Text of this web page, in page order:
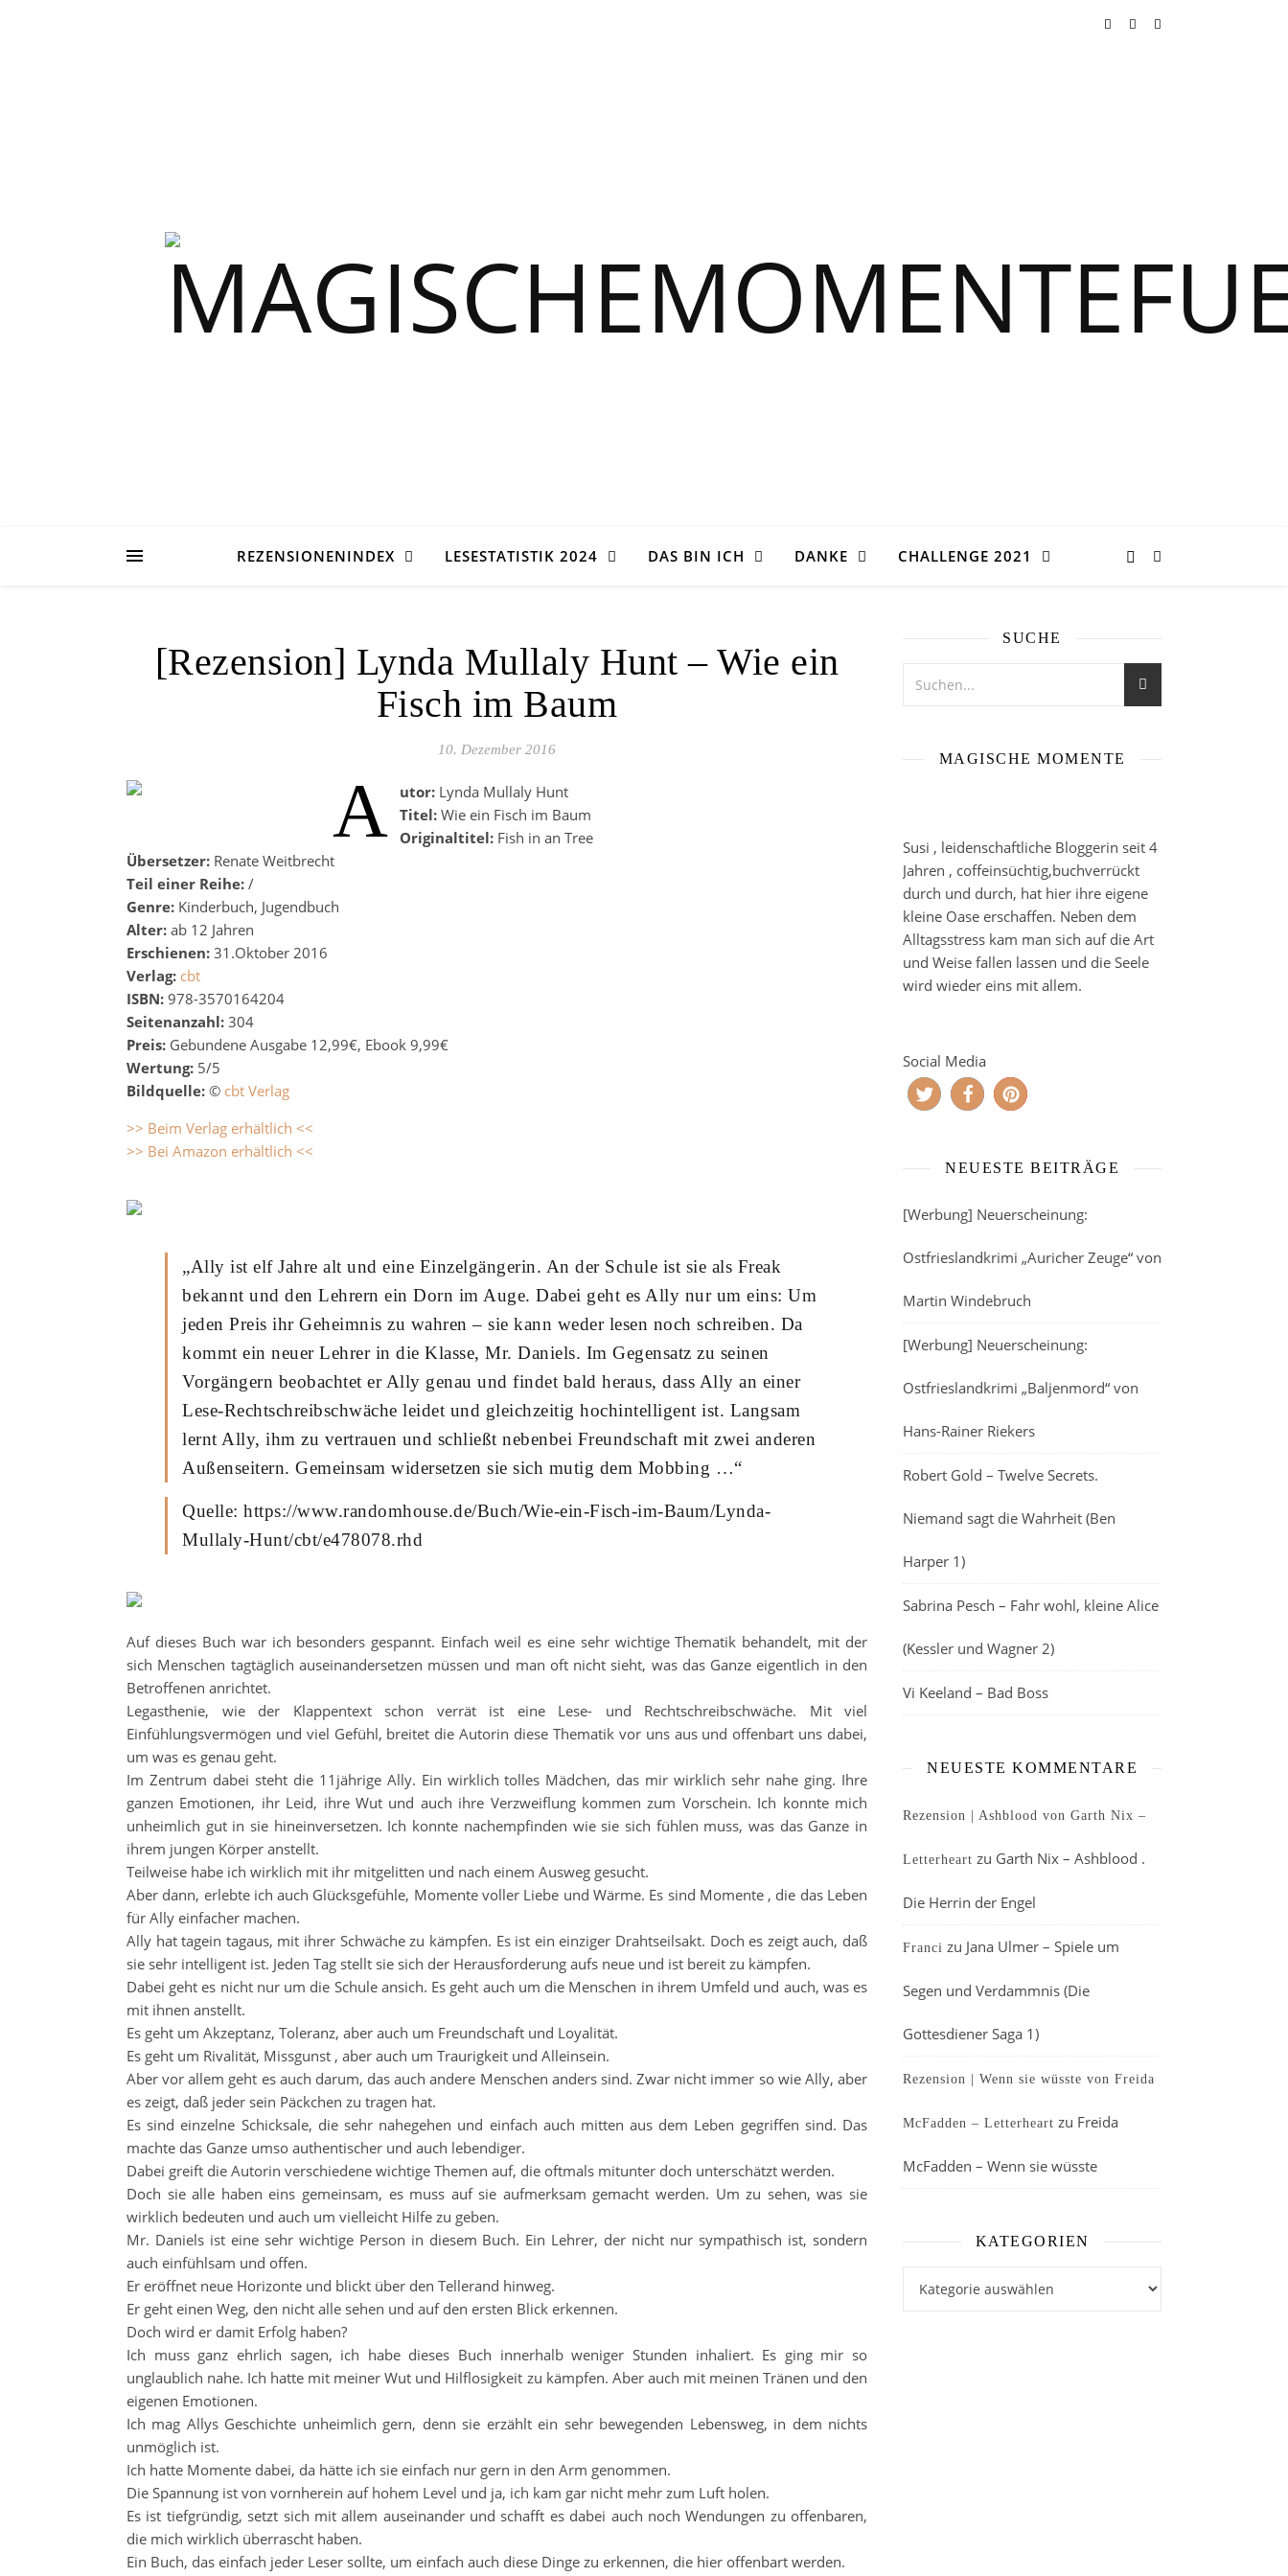
REZENSIONENINDEX LESESTATISTIK 2024 DAS BIN ICH DANKE CHALLENGE 2021
[Rezension] Lynda Mullaly Hunt – Wie ein
Fisch im Baum
10. Dezember 2016
A utor: Lynda Mullaly Hunt
Titel: Wie ein Fisch im Baum
Originaltitel: Fish in an Tree
Übersetzer: Renate Weitbrecht
Teil einer Reihe: /
Genre: Kinderbuch, Jugendbuch
Alter: ab 12 Jahren
Erschienen: 31.Oktober 2016
Verlag: cbt
ISBN: 978-3570164204
Seitenanzahl: 304
Preis: Gebundene Ausgabe 12,99€, Ebook 9,99€
Wertung: 5/5
Bildquelle: © cbt Verlag
>> Beim Verlag erhältlich <<
>> Bei Amazon erhältlich <<
„Ally ist elf Jahre alt und eine Einzelgängerin. An der Schule ist sie als Freak
bekannt und den Lehrern ein Dorn im Auge. Dabei geht es Ally nur um eins: Um
jeden Preis ihr Geheimnis zu wahren – sie kann weder lesen noch schreiben. Da
kommt ein neuer Lehrer in die Klasse, Mr. Daniels. Im Gegensatz zu seinen
Vorgängern beobachtet er Ally genau und findet bald heraus, dass Ally an einer
Lese-Rechtschreibschwäche leidet und gleichzeitig hochintelligent ist. Langsam
lernt Ally, ihm zu vertrauen und schließt nebenbei Freundschaft mit zwei anderen
Außenseitern. Gemeinsam widersetzen sie sich mutig dem Mobbing …“
Quelle: https://www.randomhouse.de/Buch/Wie-ein-Fisch-im-Baum/Lynda-
Mullaly-Hunt/cbt/e478078.rhd
Auf dieses Buch war ich besonders gespannt. Einfach weil es eine sehr wichtige Thematik behandelt, mit der
sich Menschen tagtäglich auseinandersetzen müssen und man oft nicht sieht, was das Ganze eigentlich in den
Betroffenen anrichtet.
Legasthenie, wie der Klappentext schon verrät ist eine Lese- und Rechtschreibschwäche. Mit viel
Einfühlungsvermögen und viel Gefühl, breitet die Autorin diese Thematik vor uns aus und offenbart uns dabei,
um was es genau geht.
Im Zentrum dabei steht die 11jährige Ally. Ein wirklich tolles Mädchen, das mir wirklich sehr nahe ging. Ihre
ganzen Emotionen, ihr Leid, ihre Wut und auch ihre Verzweiflung kommen zum Vorschein. Ich konnte mich
unheimlich gut in sie hineinversetzen. Ich konnte nachempfinden wie sie sich fühlen muss, was das Ganze in
ihrem jungen Körper anstellt.
Teilweise habe ich wirklich mit ihr mitgelitten und nach einem Ausweg gesucht.
Aber dann, erlebte ich auch Glücksgefühle, Momente voller Liebe und Wärme. Es sind Momente , die das Leben
für Ally einfacher machen.
Ally hat tagein tagaus, mit ihrer Schwäche zu kämpfen. Es ist ein einziger Drahtseilsakt. Doch es zeigt auch, daß
sie sehr intelligent ist. Jeden Tag stellt sie sich der Herausforderung aufs neue und ist bereit zu kämpfen.
Dabei geht es nicht nur um die Schule ansich. Es geht auch um die Menschen in ihrem Umfeld und auch, was es
mit ihnen anstellt.
Es geht um Akzeptanz, Toleranz, aber auch um Freundschaft und Loyalität.
Es geht um Rivalität, Missgunst , aber auch um Traurigkeit und Alleinsein.
Aber vor allem geht es auch darum, das auch andere Menschen anders sind. Zwar nicht immer so wie Ally, aber
es zeigt, daß jeder sein Päckchen zu tragen hat.
Es sind einzelne Schicksale, die sehr nahegehen und einfach auch mitten aus dem Leben gegriffen sind. Das
machte das Ganze umso authentischer und auch lebendiger.
Dabei greift die Autorin verschiedene wichtige Themen auf, die oftmals mitunter doch unterschätzt werden.
Doch sie alle haben eins gemeinsam, es muss auf sie aufmerksam gemacht werden. Um zu sehen, was sie
wirklich bedeuten und auch um vielleicht Hilfe zu geben.
Mr. Daniels ist eine sehr wichtige Person in diesem Buch. Ein Lehrer, der nicht nur sympathisch ist, sondern
auch einfühlsam und offen.
Er eröffnet neue Horizonte und blickt über den Tellerand hinweg.
Er geht einen Weg, den nicht alle sehen und auf den ersten Blick erkennen.
Doch wird er damit Erfolg haben?
Ich muss ganz ehrlich sagen, ich habe dieses Buch innerhalb weniger Stunden inhaliert. Es ging mir so
unglaublich nahe. Ich hatte mit meiner Wut und Hilflosigkeit zu kämpfen. Aber auch mit meinen Tränen und den
eigenen Emotionen.
Ich mag Allys Geschichte unheimlich gern, denn sie erzählt ein sehr bewegenden Lebensweg, in dem nichts
unmöglich ist.
Ich hatte Momente dabei, da hätte ich sie einfach nur gern in den Arm genommen.
Die Spannung ist von vornherein auf hohem Level und ja, ich kam gar nicht mehr zum Luft holen.
Es ist tiefgründig, setzt sich mit allem auseinander und schafft es dabei auch noch Wendungen zu offenbaren,
die mich wirklich überrascht haben.
Ein Buch, das einfach jeder Leser sollte, um einfach auch diese Dinge zu erkennen, die hier offenbart werden.
SUCHE
MAGISCHE MOMENTE
Susi , leidenschaftliche Bloggerin seit 4
Jahren , coffeinsüchtig,buchverrückt
durch und durch, hat hier ihre eigene
kleine Oase erschaffen. Neben dem
Alltagsstress kam man sich auf die Art
und Weise fallen lassen und die Seele
wird wieder eins mit allem.
Social Media
NEUESTE BEITRÄGE
[Werbung] Neuerscheinung:
Ostfrieslandkrimi „Auricher Zeuge“ von
Martin Windebruch
[Werbung] Neuerscheinung:
Ostfrieslandkrimi „Baljenmord“ von
Hans-Rainer Riekers
Robert Gold – Twelve Secrets.
Niemand sagt die Wahrheit (Ben
Harper 1)
Sabrina Pesch – Fahr wohl, kleine Alice
(Kessler und Wagner 2)
Vi Keeland – Bad Boss
NEUESTE KOMMENTARE
Rezension | Ashblood von Garth Nix –
Letterheart zu Garth Nix – Ashblood .
Die Herrin der Engel
Franci zu Jana Ulmer – Spiele um
Segen und Verdammnis (Die
Gottesdiener Saga 1)
Rezension | Wenn sie wüsste von Freida
McFadden – Letterheart zu Freida
McFadden – Wenn sie wüsste
KATEGORIEN